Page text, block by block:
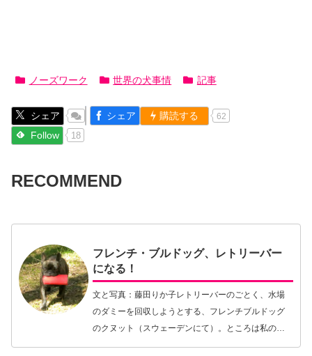
ノーズワーク 世界の犬事情 記事
シェア シェア 購読する 62
Follow 18
RECOMMEND
フレンチ・ブルドッグ、レトリーバー
になる！
文と写真：藤田りか子レトリーバーのごとく、水場
のダミーを回収しようとする、フレンチブルドッグ
のクヌット（スウェーデンにて）。ところは私の近
所、スウェーデンのヴェルムランドという県。湖の